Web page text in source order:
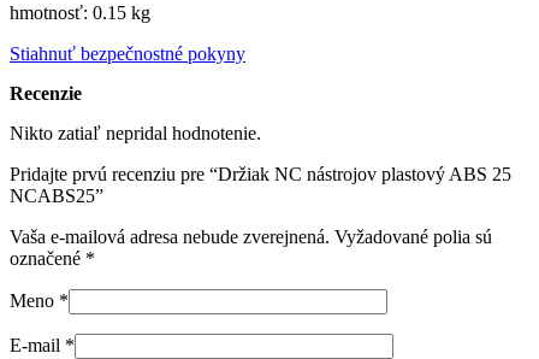
hmotnosť: 0.15 kg
Stiahnuť bezpečnostné pokyny
Recenzie
Nikto zatiaľ nepridal hodnotenie.
Pridajte prvú recenziu pre “Držiak NC nástrojov plastový ABS 25
NCABS25”
Vaša e-mailová adresa nebude zverejnená. Vyžadované polia sú
označené *
Meno *
E-mail *